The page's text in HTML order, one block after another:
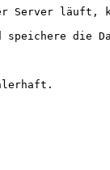
Server läuft,
speichere die